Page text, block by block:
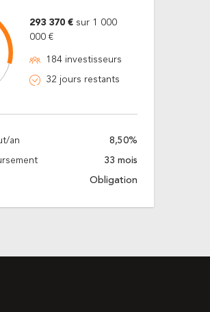
293 370 € sur 1 000
000 €
184 investisseurs
32 jours restants
an 8,50%
33 mois
Obligation